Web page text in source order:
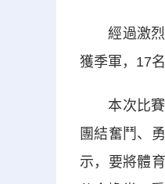
經過激烈
獲季軍，17
本次比賽，
團結奮鬥、
示，要將體